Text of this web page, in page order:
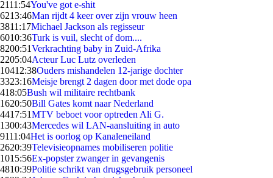
2111:54You've got e-shit
6213:46Man rijdt 4 keer over zijn vrouw heen
3811:17Michael Jackson als regisseur
6010:36Turk is vuil, slecht of dom....
8200:51Verkrachting baby in Zuid-Afrika
2205:04Acteur Luc Lutz overleden
10412:38Ouders mishandelen 12-jarige dochter
3323:16Meisje brengt 2 dagen door met dode opa
418:05Bush wil militaire rechtbank
1620:50Bill Gates komt naar Nederland
4417:51MTV beboet voor optreden Ali G.
1300:43Mercedes wil LAN-aansluiting in auto
9111:04Het is oorlog op Kanaleneiland
2620:39Televisieopnames mobiliseren politie
1015:56Ex-popster zwanger in gevangenis
4810:39Politie schrikt van drugsgebruik personeel